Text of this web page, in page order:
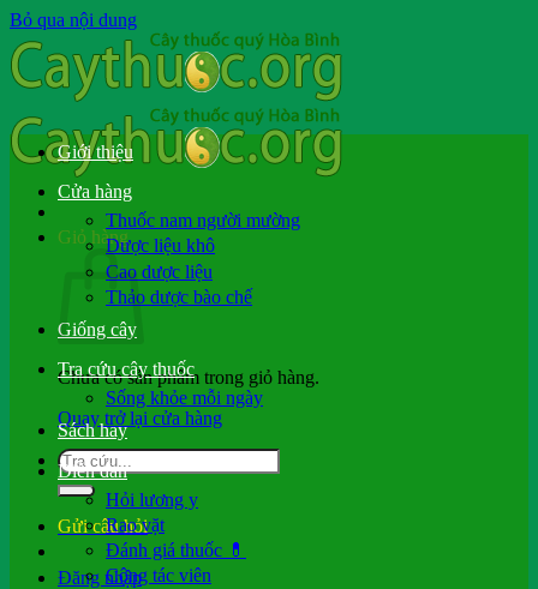
Bỏ qua nội dung
Giỏ hàng
Chưa có sản phẩm trong giỏ hàng.
Quay trở lại cửa hàng
Gửi câu hỏi
Đăng nhập
Giới thiệu
Cửa hàng
Thuốc nam người mường
Dược liệu khô
Cao dược liệu
Thảo dược bào chế
Giống cây
Tra cứu cây thuốc
Sống khỏe mỗi ngày
Sách hay
Diễn đàn
Hỏi lương y
Rao vặt
Đánh giá thuốc 💊
Cộng tác viên